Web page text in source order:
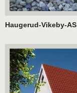
Haugerud-Vikeby-AS